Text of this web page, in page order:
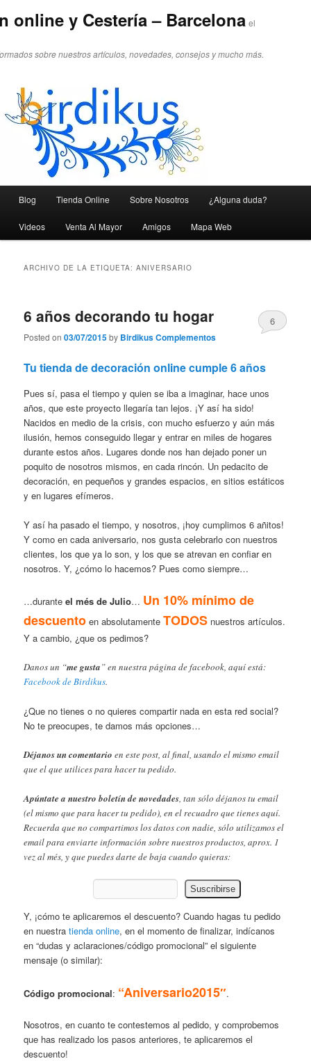
online y Cestería – Barcelona el
sobre nuestros artículos, novedades, consejos y mucho más.
Ir al contenido principal
Ir al contenido secundario
Blog Tienda Online Sobre Nosotros ¿Alguna duda?
Videos Venta Al Mayor Amigos Mapa Web
ARCHIVO DE LA ETIQUETA:ANIVERSARIO
6 años decorando tu hogar
Posted on03/07/2015by Birdikus Complementos
6
Tu tienda de decoración online cumple 6 años
Pues sí, pasa el tiempo y quien se iba a imaginar, hace unos
años, que este proyecto llegaría tan lejos. ¡Y así ha sido!
Nacidos en medio de la crisis, con mucho esfuerzo y aún más
ilusión, hemos conseguido llegar y entrar en miles de hogares
durante estos años. Lugares donde nos han dejado poner un
poquito de nosotros mismos, en cada rincón. Un pedacito de
decoración, en pequeños y grandes espacios, en sitios estáticos
y en lugares efímeros.
Y así ha pasado el tiempo, y nosotros, ¡hoy cumplimos 6 añitos!
Y como en cada aniversario, nos gusta celebrarlo con nuestros
clientes, los que ya lo son, y los que se atrevan en confiar en
nosotros. Y, ¿cómo lo hacemos? Pues como siempre…
…duranteel més de Julio… Un 10% mínimo de
descuento en absolutamenteTODOS nuestros artículos.
Y a cambio, ¿que os pedimos?
Danos un “me gusta” en nuestra página de facebook, aquí está:
Facebook de Birdikus.
¿Que no tienes o no quieres compartir nada en esta red social?
No te preocupes, te damos más opciones…
Déjanos un comentario en este post, al final, usando el mismo email
que el que utilices para hacer tu pedido.
Apúntate a nuestro boletín de novedades, tan sólo déjanos tu email
(el mismo que para hacer tu pedido), en el recuadro que tienes aquí.
Recuerda que no compartimos los datos con nadie, sólo utilizamos el
email para enviarte información sobre nuestros productos, aprox. 1
vez al més, y que puedes darte de baja cuando quieras:
Y, ¡cómo te aplicaremos el descuento? Cuando hagas tu pedido
en nuestratienda online, en el momento de finalizar, indícanos
en “dudas y aclaraciones/código promocional” el siguiente
mensaje (o similar):
Código promocional: “Aniversario2015″.
Nosotros, en cuanto te contestemos al pedido, y comprobemos
que has realizado los pasos anteriores, te aplicaremos el
descuento!